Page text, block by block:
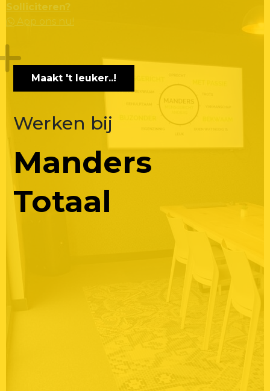
Solliciteren?
App ons nu!
Maakt 't leuker..!
Werken bij
Manders
Totaal